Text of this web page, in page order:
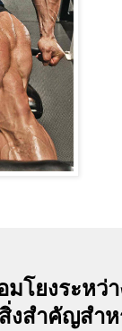
โยงระหว่
งสำคัญสำ